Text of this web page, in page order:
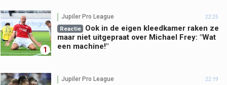
1
Jupiler Pro League 22:25
Reactie
Ook in de eigen kleedkamer raken ze
maar niet uitgepraat over Michael Frey: "Wat
een machine!"
Jupiler Pro League 22:19